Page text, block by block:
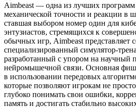
Aimbeast — одна из лучших программ
механической точности и реакции в
ставшая выбором номер один для
энтузиастов, стремящихся к
обычных игр, Aimbeast представляет
специализированный симулятор-
разработанный с упором на научный
нейромышечной связи. Основная
в использовании передовых
которые позволяют игрокам не
глубоко понимать свои ошибки,
память и достигать стабильно